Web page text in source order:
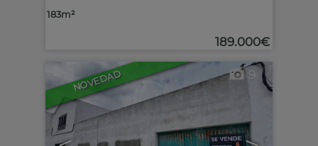
183m²
189.000€
NOVEDAD 9